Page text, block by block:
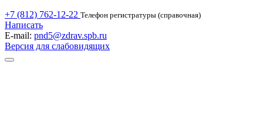
+7 (812) 762-12-22 Телефон регистратуры (справочная)
Написать
E-mail: pnd5@zdrav.spb.ru
Версия для слабовидящих